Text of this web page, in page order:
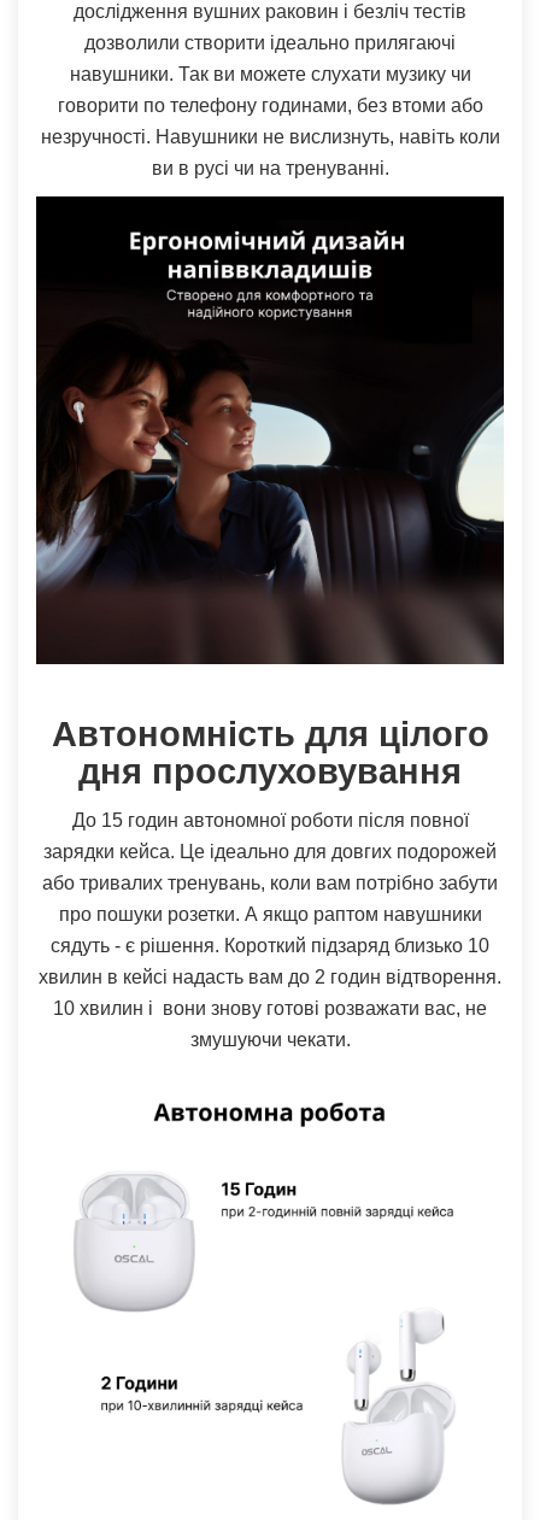
дослідження вушних раковин і безліч тестів
дозволили створити ідеально прилягаючі
навушники. Так ви можете слухати музику чи
говорити по телефону годинами, без втоми або
незручності. Навушники не вислизнуть, навіть коли
ви в русі чи на тренуванні.
Автономність для цілого
дня прослуховування
До 15 годин автономної роботи після повної
зарядки кейса. Це ідеально для довгих подорожей
або тривалих тренувань, коли вам потрібно забути
про пошуки розетки. А якщо раптом навушники
сядуть - є рішення. Короткий підзаряд близько 10
хвилин в кейсі надасть вам до 2 годин відтворення.
10 хвилин і вони знову готові розважати вас, не
змушуючи чекати.